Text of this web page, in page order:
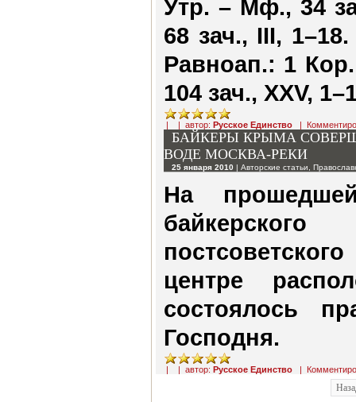
Утр. – Мф., 34
68 зач., III,
Равноап.: 1
104 зач., XXV,
| | автор: Русское Единство |
БАЙКЕРЫ КРЫМА
ВОДЕ МОСКВА-РЕКИ
25 января 2010 | Авторские статьи
На
центре
состоялось
Господня.
| | автор: Русское Единство |